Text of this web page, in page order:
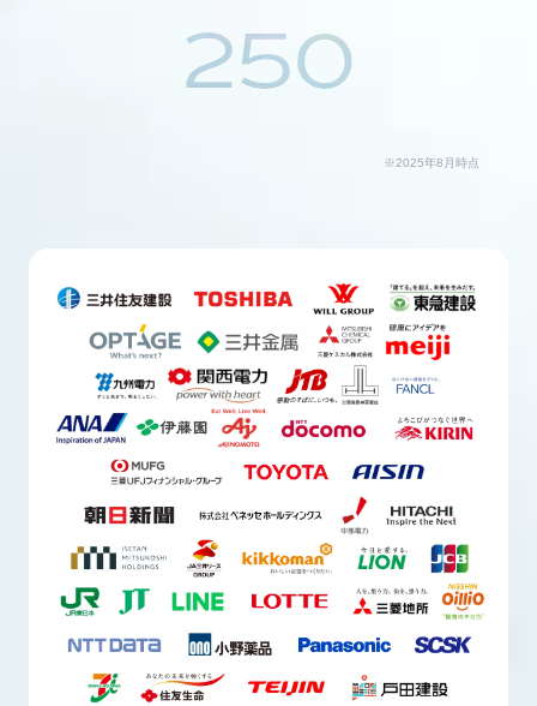
250
※2025年8月時点